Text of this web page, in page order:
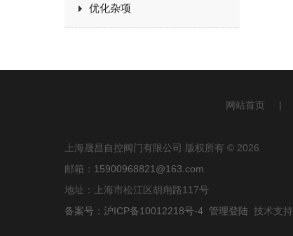
优化杂项
网站首页 |
上海晟昌自控阀门有限公司 版权所有 © 2026
邮箱： 15900968821@163.com
地址：上海市松江区胡甪路117号
备案号：沪ICP备10012218号-4 管理登陆 技术支持